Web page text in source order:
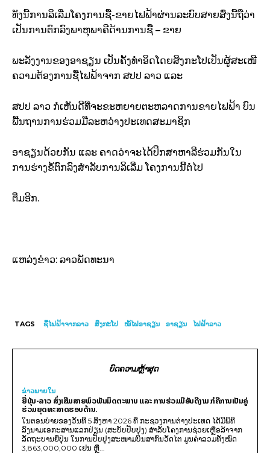
ທັງນີ້ການລິເລີ່ມໂຄງການຊື້-ຂາຍໄຟຟ້າຜ່ານລະບົບສາຍສົ່ງນີ້ຖືວ່າ
ເປັນການຕົກລົງພາຫຸພາຄີດ້ານການຊື້ – ຂາຍ
ພະລັງງານຂອງອາຊຽນ ເປັນຄັ້ງທຳອິດໂດຍສິງກະໂປເປັນຜູ້ສະເໜີ
ຄວາມຕ້ອງການຊື້ໄຟຟ້າຈາກ ສປປ ລາວ ແລະ
ສປປ ລາວ ກໍເຫັນດີທີ່ຈະຂະຫຍາຍຕະຫລາດການຂາຍໄຟຟ້າ ບົນ
ພື້ນຖານການຮ່ວມມືລະຫວ່າງປະເທດສະມາຊິກ
ອາຊຽນດ້ວຍກັນ ແລະ ຄາດວ່າຈະໄດ້ປຶກສາຫາລືຮ່ວມກັນໃນ
ການຮ່າງຂໍ້ຕົກລົງສຳລັບການລິເລີ່ມ ໂຄງການນີ້ຕໍ່ໄປ
ຕື່ມອີກ.
ແຫລ່ງຂ່າວ: ລາວພັດທະນາ
TAGS ຊື້ໄຟຟ້າຈາກລາວ ສິງກະໂປ ໝໍ້ໄຟອາຊຽນ ອາຊຽນ ໄຟຟ້າລາວ
ບົດຄວາມຫຼ້າສຸດ
ຂ່າວພາຍ​ໃນ
ຍີ່ປຸ່ນ-ລາວ ສົ່ງເສີມສາຍພົວພັນມິດຕະພາບ ແລະ ການຮ່ວມມືອັນດີງາມ ກໍຄືການເປັນຄູ່
ຮ່ວມຍຸດທະສາດຮອບດ້ານ.
ໃນຕອນບ່າຍຂອງວັນທີ 5 ສິງຫາ 2026 ທີ່ ກະຊວງການຕ່າງປະເທດ ໄດ້ມີພິທີ
ລົງນາມເອກະສານແລກປ່ຽນ (ສະບັບປັບປຸງ) ສໍາລັບໂຄງການຊ່ວຍເຫຼືອລ້າຈາກ
ລັດຖະບານຍີ່ປຸ່ນ ໃນການປັບປຸງສະໜາມບິນສາກົນວັດໄຕ ມູນຄ່າລວມທັງໝົດ
3,863,000,000 ເຢນ ຫຼື...